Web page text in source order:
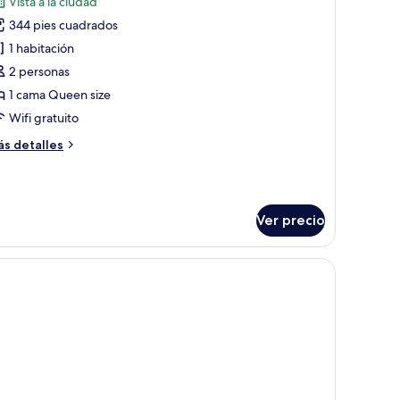
344 pies cuadrados
1 habitación
2 personas
1 cama Queen size
Wifi gratuito
detalles
Ver precio